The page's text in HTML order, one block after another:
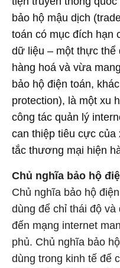
bảo hộ mậu dịch
toán có mục đích hạn
dữ liệu – một thực thể
hàng hoá và vừa
bảo hộ điện toán,
protection), là một xu
công tác quản lý
can thiệp tiêu cực
tắc thương mại hiện
Chủ nghĩa bảo hộ
Chủ nghĩa bảo hộ
dùng để chỉ thái độ và
đến mạng internet
phủ. Chủ nghĩa bảo
dùng trong kinh tế để